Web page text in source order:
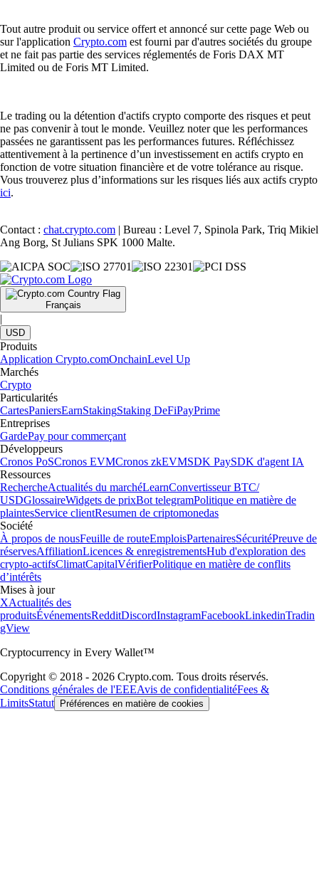
Tout autre produit ou service offert et annoncé sur cette page Web ou
sur l'application Crypto.com est fourni par d'autres sociétés du groupe
et ne fait pas partie des services réglementés de Foris DAX MT
Limited ou de Foris MT Limited.
Le trading ou la détention d'actifs crypto comporte des risques et peut
ne pas convenir à tout le monde. Veuillez noter que les performances
passées ne garantissent pas les performances futures. Réfléchissez
attentivement à la pertinence d’un investissement en actifs crypto en
fonction de votre situation financière et de votre tolérance au risque.
Vous trouverez plus d’informations sur les risques liés aux actifs crypto
ici.
Contact : chat.crypto.com | Bureau : Level 7, Spinola Park, Triq Mikiel
Ang Borg, St Julians SPK 1000 Malte.
Français
|
USD
Produits
Application Crypto.comOnchainLevel Up
Marchés
Crypto
Particularités
CartesPaniersEarnStakingStaking DeFiPayPrime
Entreprises
GardePay pour commerçant
Développeurs
Cronos PoSCronos EVMCronos zkEVMSDK PaySDK d'agent IA
Ressources
RechercheActualités du marchéLearnConvertisseur BTC/
USDGlossaireWidgets de prixBot telegramPolitique en matière de
plaintesService clientResumen de criptomonedas
Société
À propos de nousFeuille de routeEmploisPartenairesSécuritéPreuve de
réservesAffiliationLicences & enregistrementsHub d'exploration des
crypto-actifsClimatCapitalVérifierPolitique en matière de conflits
d’intérêts
Mises à jour
XActualités des
produitsÉvénementsRedditDiscordInstagramFacebookLinkedinTradin
gView
Cryptocurrency in Every Wallet™
Copyright © 2018 - 2026 Crypto.com. Tous droits réservés.
Conditions générales de l'EEEAvis de confidentialitéFees &
LimitsStatut Préférences en matière de cookies